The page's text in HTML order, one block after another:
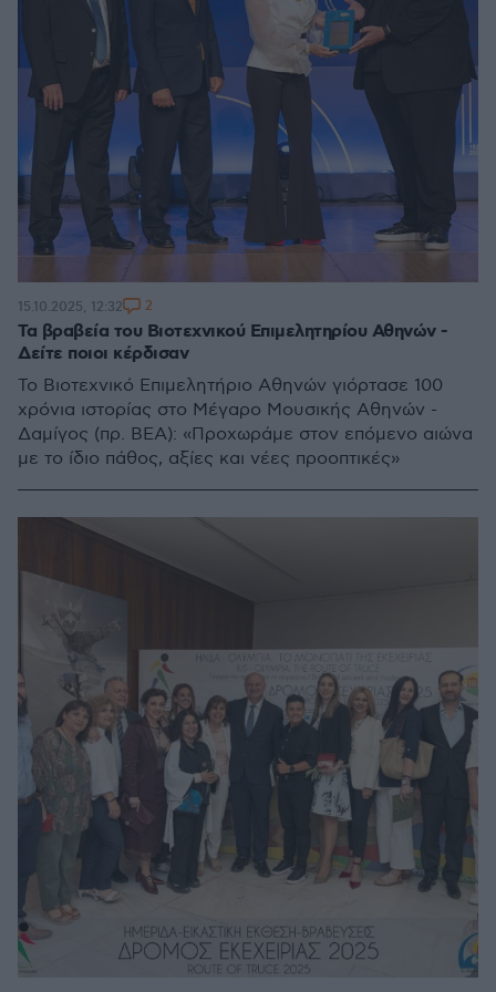
Τα βραβεία του Βιοτεχνικού Επιμελητηρίου Αθηνών -
Δείτε ποιοι κέρδισαν
Το Βιοτεχνικό Επιμελητήριο Αθηνών γιόρτασε 100
χρόνια ιστορίας στο Μέγαρο Μουσικής Αθηνών -
Δαμίγος (πρ. ΒΕΑ): «Προχωράμε στον επόμενο αιώνα
με το ίδιο πάθος, αξίες και νέες προοπτικές»
15.10.2025, 12:32 2